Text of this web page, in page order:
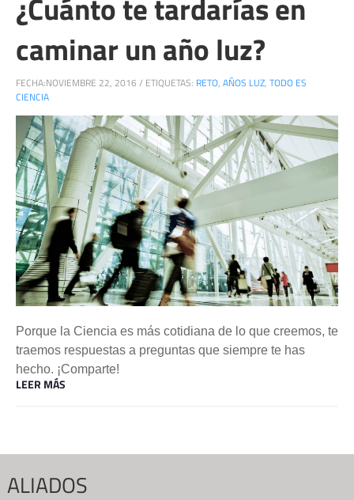
caminar un año luz?
FECHA:NOVIEMBRE 22, 2016 / ETIQUETAS: RETO, AÑOS LUZ, TODO ES
CIENCIA
Porque la Ciencia es más cotidiana de lo que creemos, te
traemos respuestas a preguntas que siempre te has
hecho. ¡Comparte!
LEER MÁS
ALIADOS